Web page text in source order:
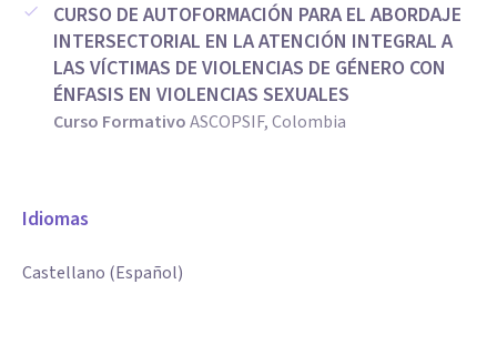
CURSO DE AUTOFORMACIÓN PARA EL ABORDAJE
INTERSECTORIAL EN LA ATENCIÓN INTEGRAL A
LAS VÍCTIMAS DE VIOLENCIAS DE GÉNERO CON
ÉNFASIS EN VIOLENCIAS SEXUALES
Curso FormativoASCOPSIF, Colombia
Idiomas
Castellano (Español)